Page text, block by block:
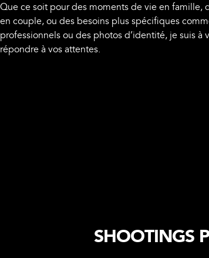
Que ce soit pour des moments de vie en famille,
en couple, ou des besoins plus spécifiques
professionnels ou des photos d’identité, je suis à
répondre à vos attentes.
SHOOTINGS